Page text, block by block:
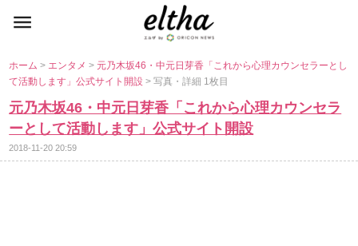
ホーム> エンタメ> 元乃木坂46・中元日芽香「これから心理カウンセラーとし
て活動します」公式サイト開設> 写真・詳細 1枚目
元乃木坂46・中元日芽香「これから心理カウンセラ
ーとして活動します」公式サイト開設
2018-11-20 20:59